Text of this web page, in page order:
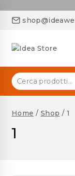
Home / Shop / 1
1